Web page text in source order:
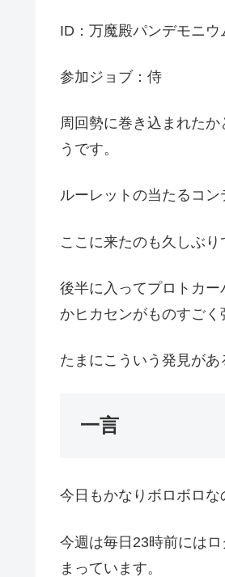
ID：万魔殿パンデモニウ
参加ジョブ：侍
周回勢に巻き込まれた
うです。
ルーレットの当たるコ
ここに来たのも久しぶ
後半に入ってプロトカ
かヒカセンがものすごく
たまにこういう発見があ
一言
今日もかなりボロボロな
今週は毎日23時前には
まっています。